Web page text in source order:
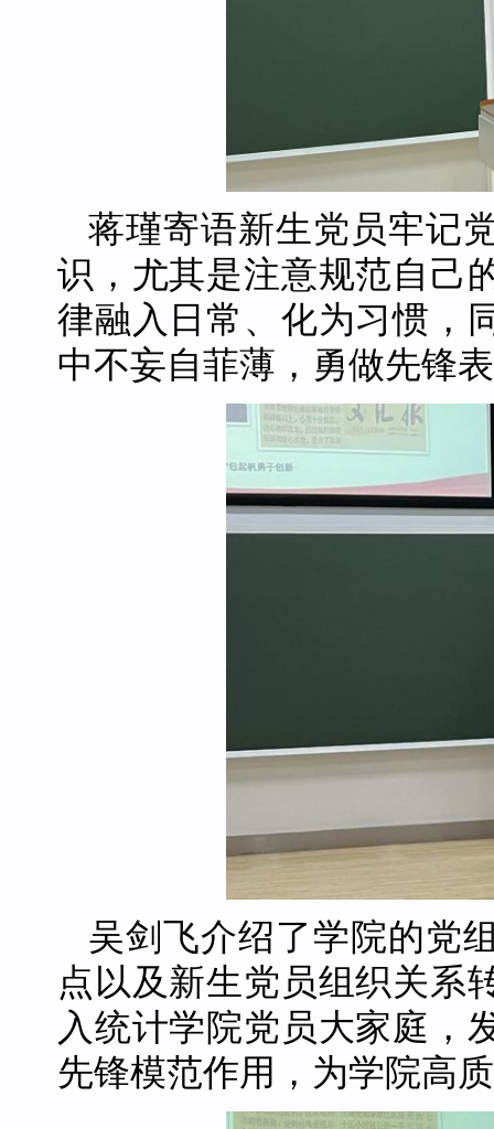
蒋瑾寄语新生党员牢记
识，尤其是注意规范自己
律融入日常、化为习惯，
中不妄自菲薄，勇做先锋
吴剑飞介绍了学院的党
点以及新生党员组织关系
入统计学院党员大家庭，
先锋模范作用，为学院高